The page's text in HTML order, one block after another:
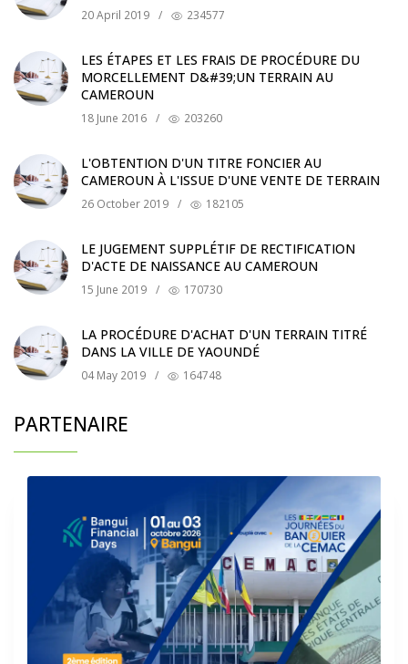
20 April 2019 / 234577
LES ÉTAPES ET LES FRAIS DE PROCÉDURE DU
MORCELLEMENT D&#39;UN TERRAIN AU
CAMEROUN
18 June 2016 / 203260
L'OBTENTION D'UN TITRE FONCIER AU
CAMEROUN À L'ISSUE D'UNE VENTE DE TERRAIN
26 October 2019 / 182105
LE JUGEMENT SUPPLÉTIF DE RECTIFICATION
D'ACTE DE NAISSANCE AU CAMEROUN
15 June 2019 / 170730
LA PROCÉDURE D'ACHAT D'UN TERRAIN TITRÉ
DANS LA VILLE DE YAOUNDÉ
04 May 2019 / 164748
PARTENAIRE